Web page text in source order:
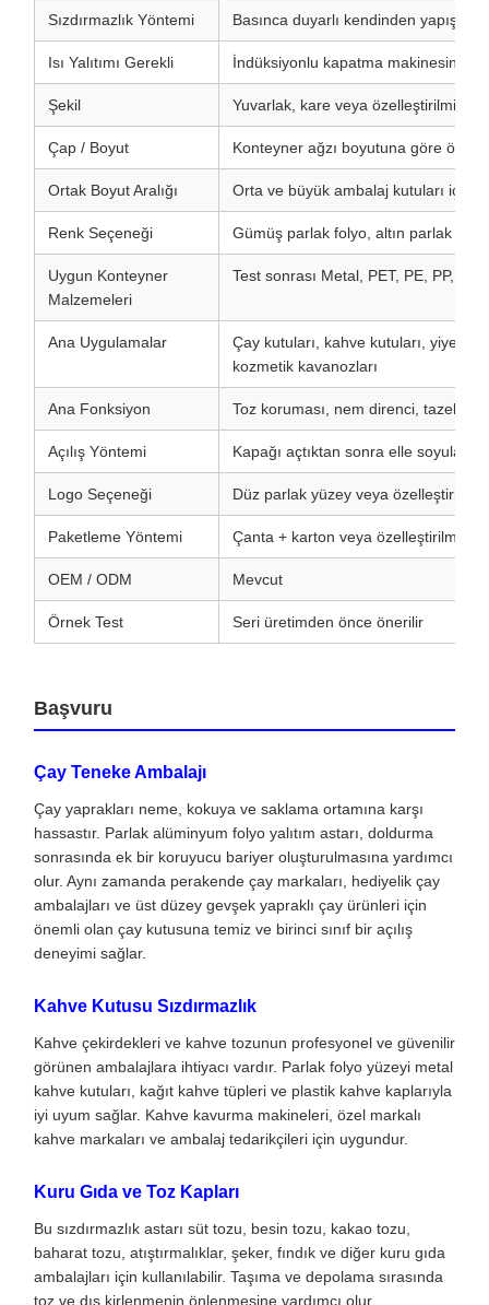
Sızdırmazlık Yöntemi Basınca duyarlı kendinden
Isı Yalıtımı Gerekli İndüksiyonlu kapatma makinesine
Şekil Yuvarlak, kare veya özelleştirilmiş
Çap / Boyut Konteyner ağzı boyutuna göre
Ortak Boyut Aralığı Orta ve büyük ambalaj kutuları için
Renk Seçeneği Gümüş parlak folyo, altın parlak
Uygun Konteyner
Malzemeleri
Test sonrası Metal, PET, PE, PP,
Ana Uygulamalar
Çay kutuları, kahve kutuları, yiyecek
kozmetik kavanozları
Ana Fonksiyon Toz koruması, nem direnci, tazelik
Açılış Yöntemi Kapağı açtıktan sonra elle soyulabilir
Logo Seçeneği Düz parlak yüzey veya özelleştirilmiş
Paketleme Yöntemi Çanta + karton veya özelleştirilmiş
OEM / ODM Mevcut
Örnek Test Seri üretimden önce önerilir
Başvuru
Çay Teneke Ambalajı
Çay yaprakları neme, kokuya ve saklama ortamına karşı
hassastır. Parlak alüminyum folyo yalıtım astarı, doldurma
sonrasında ek bir koruyucu bariyer oluşturulmasına yardımcı
olur. Aynı zamanda perakende çay markaları, hediyelik çay
ambalajları ve üst düzey gevşek yapraklı çay ürünleri için
önemli olan çay kutusuna temiz ve birinci sınıf bir açılış
deneyimi sağlar.
Kahve Kutusu Sızdırmazlık
Kahve çekirdekleri ve kahve tozunun profesyonel ve güvenilir
görünen ambalajlara ihtiyacı vardır. Parlak folyo yüzeyi metal
kahve kutuları, kağıt kahve tüpleri ve plastik kahve kaplarıyla
iyi uyum sağlar. Kahve kavurma makineleri, özel markalı
kahve markaları ve ambalaj tedarikçileri için uygundur.
Kuru Gıda ve Toz Kapları
Bu sızdırmazlık astarı süt tozu, besin tozu, kakao tozu,
baharat tozu, atıştırmalıklar, şeker, fındık ve diğer kuru gıda
ambalajları için kullanılabilir. Taşıma ve depolama sırasında
toz ve dış kirlenmenin önlenmesine yardımcı olur.